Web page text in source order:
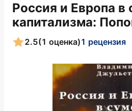
Россия и Европа в
капитализма:
2.5(1 оценка)1 рецензия